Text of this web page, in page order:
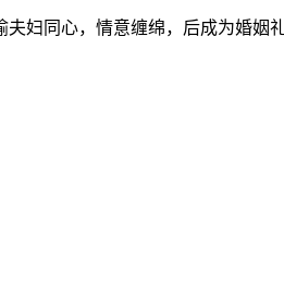
妇同心，情意缠绵，后成为婚